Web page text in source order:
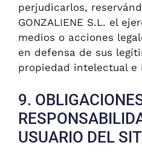
perjudicarlos,
GONZALIENE S.L. el
medios o acciones
en defensa de sus
propiedad intelectual e
9.
USUARIO DEL